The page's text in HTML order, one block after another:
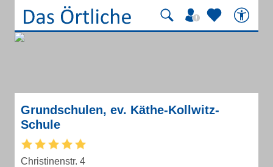
Grundschulen, ev. Käthe-Kollwitz-
Schule
Christinenstr. 4